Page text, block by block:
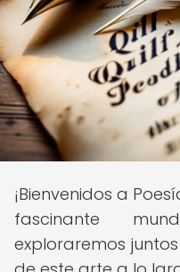
¡Bienvenidos a
fascinante
exploraremos